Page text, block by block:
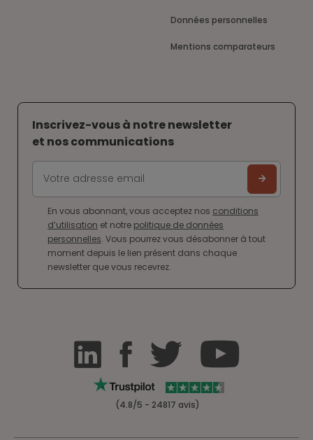
Données personnelles
Mentions comparateurs
Inscrivez-vous à notre newsletter
et nos communications
En vous abonnant, vous acceptez nos conditions
d’utilisation et notre politique de données
personnelles. Vous pourrez vous désabonner à tout
moment depuis le lien présent dans chaque
newsletter que vous recevrez.
(4.8/5 - 24817 avis)